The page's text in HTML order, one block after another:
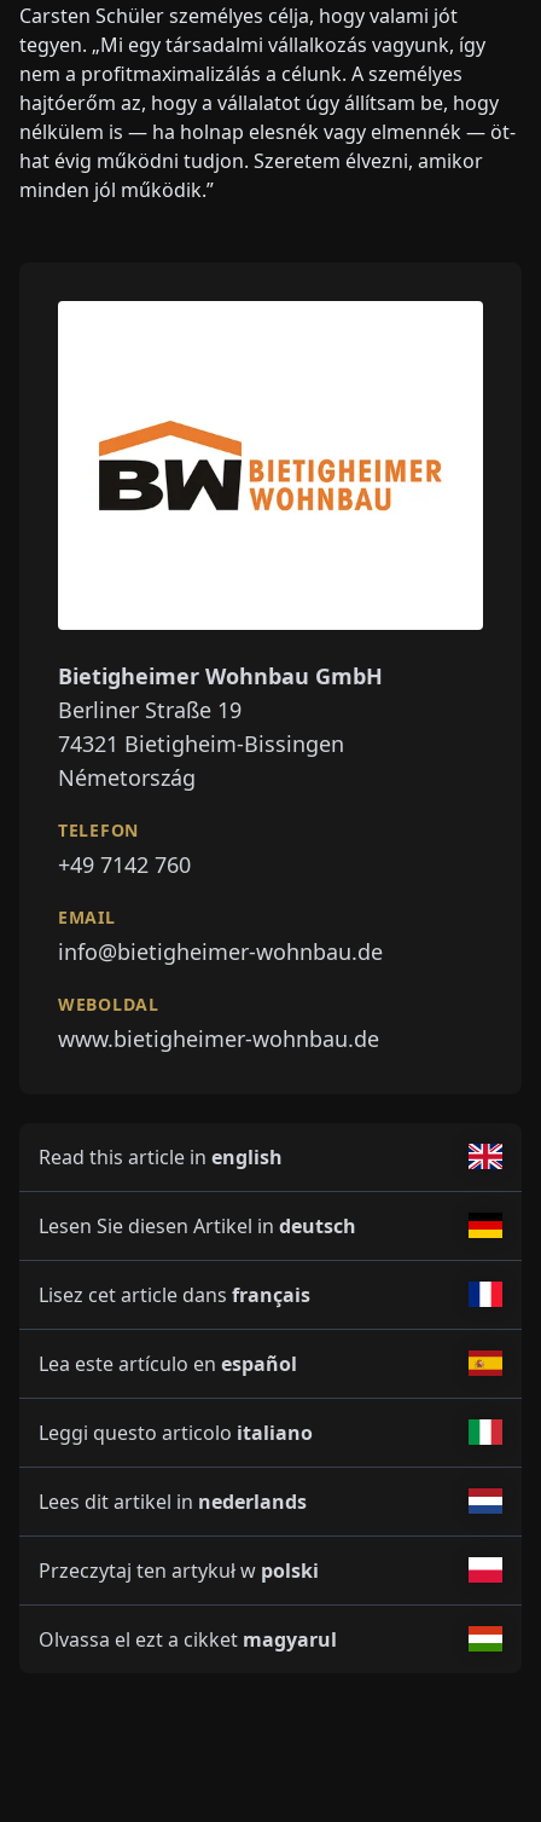
Carsten Schüler személyes célja, hogy valami jót
tegyen. „Mi egy társadalmi vállalkozás vagyunk, így
nem a profitmaximalizálás a célunk. A személyes
hajtóerőm az, hogy a vállalatot úgy állítsam be, hogy
nélkülem is — ha holnap elesnék vagy elmennék — öt-
hat évig működni tudjon. Szeretem élvezni, amikor
minden jól működik.”
Bietigheimer Wohnbau GmbH
Berliner Straße 19
74321 Bietigheim-Bissingen
Németország
TELEFON
+49 7142 760
EMAIL
info@bietigheimer-wohnbau.de
WEBOLDAL
www.bietigheimer-wohnbau.de
Read this article in english
Lesen Sie diesen Artikel in deutsch
Lisez cet article dans français
Lea este artículo en español
Leggi questo articolo italiano
Lees dit artikel in nederlands
Przeczytaj ten artykuł w polski
Olvassa el ezt a cikket magyarul